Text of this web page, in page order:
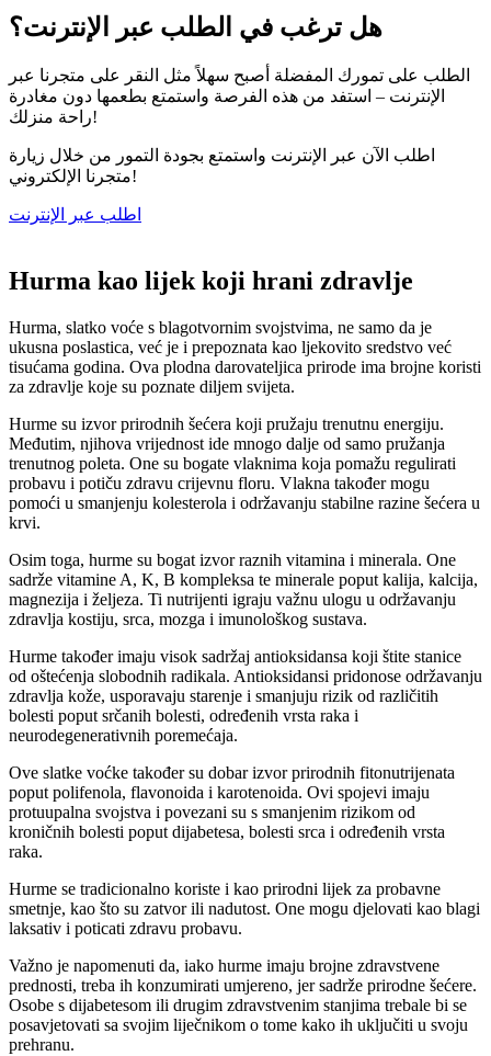
هل ترغب في الطلب عبر الإنترنت؟
الطلب على تمورك المفضلة أصبح سهلاً مثل النقر على متجرنا عبر
الإنترنت – استفد من هذه الفرصة واستمتع بطعمها دون مغادرة
راحة منزلك!
اطلب الآن عبر الإنترنت واستمتع بجودة التمور من خلال زيارة
متجرنا الإلكتروني!
اطلب عبر الإنترنت
Hurma kao lijek koji hrani zdravlje
Hurma, slatko voće s blagotvornim svojstvima, ne samo da je
ukusna poslastica, već je i prepoznata kao ljekovito sredstvo već
tisućama godina. Ova plodna darovateljica prirode ima brojne koristi
za zdravlje koje su poznate diljem svijeta.
Hurme su izvor prirodnih šećera koji pružaju trenutnu energiju.
Međutim, njihova vrijednost ide mnogo dalje od samo pružanja
trenutnog poleta. One su bogate vlaknima koja pomažu regulirati
probavu i potiču zdravu crijevnu floru. Vlakna također mogu
pomoći u smanjenju kolesterola i održavanju stabilne razine šećera u
krvi.
Osim toga, hurme su bogat izvor raznih vitamina i minerala. One
sadrže vitamine A, K, B kompleksa te minerale poput kalija, kalcija,
magnezija i željeza. Ti nutrijenti igraju važnu ulogu u održavanju
zdravlja kostiju, srca, mozga i imunološkog sustava.
Hurme također imaju visok sadržaj antioksidansa koji štite stanice
od oštećenja slobodnih radikala. Antioksidansi pridonose održavanju
zdravlja kože, usporavaju starenje i smanjuju rizik od različitih
bolesti poput srčanih bolesti, određenih vrsta raka i
neurodegenerativnih poremećaja.
Ove slatke voćke također su dobar izvor prirodnih fitonutrijenata
poput polifenola, flavonoida i karotenoida. Ovi spojevi imaju
protuupalna svojstva i povezani su s smanjenim rizikom od
kroničnih bolesti poput dijabetesa, bolesti srca i određenih vrsta
raka.
Hurme se tradicionalno koriste i kao prirodni lijek za probavne
smetnje, kao što su zatvor ili nadutost. One mogu djelovati kao blagi
laksativ i poticati zdravu probavu.
Važno je napomenuti da, iako hurme imaju brojne zdravstvene
prednosti, treba ih konzumirati umjereno, jer sadrže prirodne šećere.
Osobe s dijabetesom ili drugim zdravstvenim stanjima trebale bi se
posavjetovati sa svojim liječnikom o tome kako ih uključiti u svoju
prehranu.